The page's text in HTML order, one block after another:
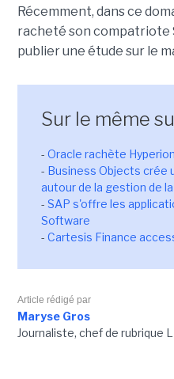
Récemment, dans ce
racheté son compatriote
publier une étude sur le
Sur le même
- Oracle rachète
- Business Objects crée
autour de la gestion de
- SAP s'offre les
Software
- Cartesis Finance
Article rédigé par
Maryse Gros
Journaliste, chef de rubrique